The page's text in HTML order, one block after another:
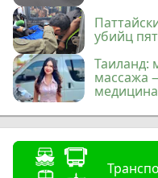
убийц
Таиланд:
массажа